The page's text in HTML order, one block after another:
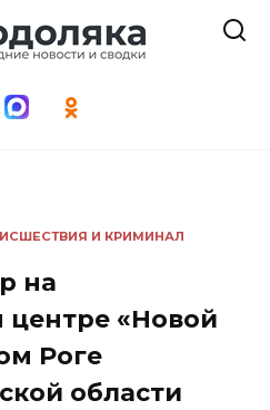
И КРИМИНАЛ
на
центре «Новой
Роге
области